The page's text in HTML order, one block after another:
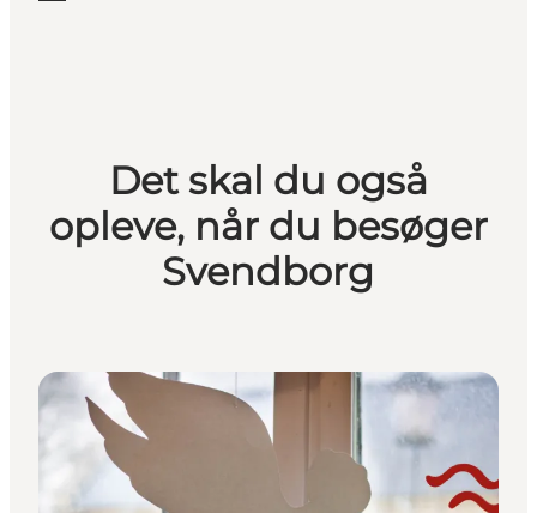
Det skal du også
opleve, når du besøger
Svendborg